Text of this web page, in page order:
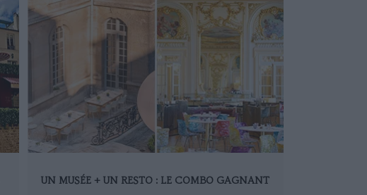
UN MUSÉE + UN RESTO : LE COMBO GAGNANT